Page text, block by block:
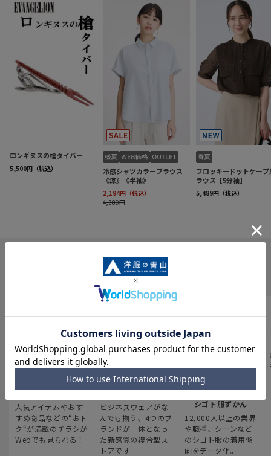
INFORMATION
最新のお買い得情報
人気アイテムやおす
すめ商品などの“おト
ク“が満載のチラシが
Webでも見られる！
スーツスクエア
ビジネスウェアがな
んでも揃う、4つのブ
ランドが一体となっ
た新感覚の複合型ス
トアです
みんなの
シゴト服ずかん
12,000人以上の業界
や職種、シーンなど
のシゴト服の着用傾
向をデータ化。